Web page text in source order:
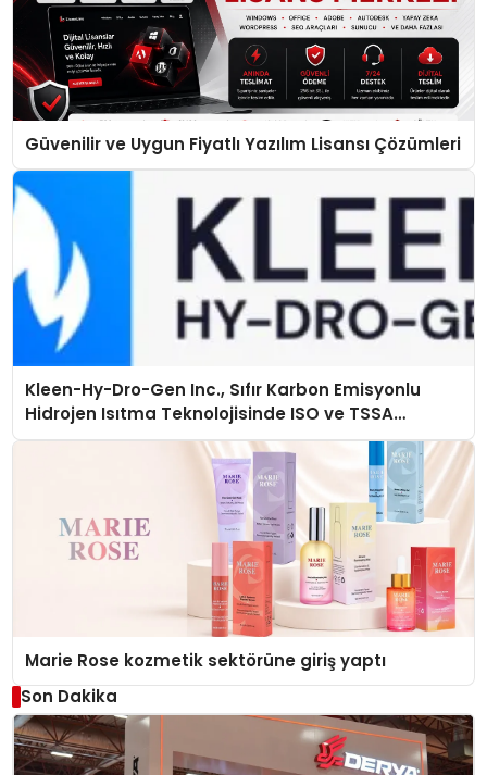
Güvenilir ve Uygun Fiyatlı Yazılım Lisansı Çözümleri
Kleen-Hy-Dro-Gen Inc., Sıfır Karbon Emisyonlu
Hidrojen Isıtma Teknolojisinde ISO ve TSSA
Düzenleyici Onaylarını Aldı
Marie Rose kozmetik sektörüne giriş yaptı
Son Dakika